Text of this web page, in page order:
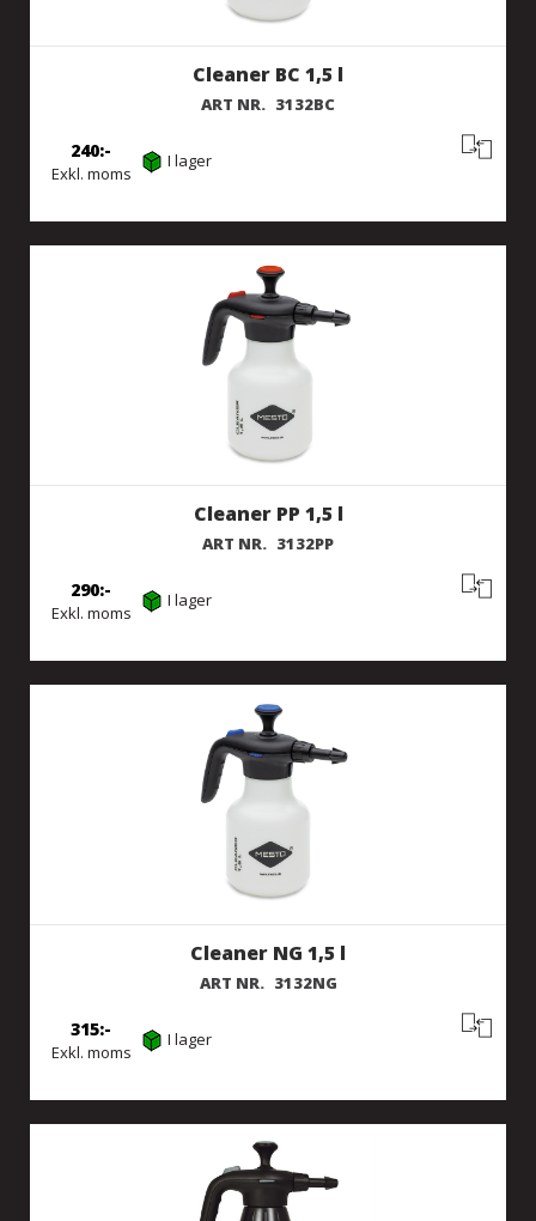
Cleaner BC 1,5 l
ART NR. 3132BC
Exkl. moms
240 I lager
Cleaner PP 1,5 l
ART NR. 3132PP
Exkl. moms
290 I lager
Cleaner NG 1,5 l
ART NR. 3132NG
Exkl. moms
315 I lager